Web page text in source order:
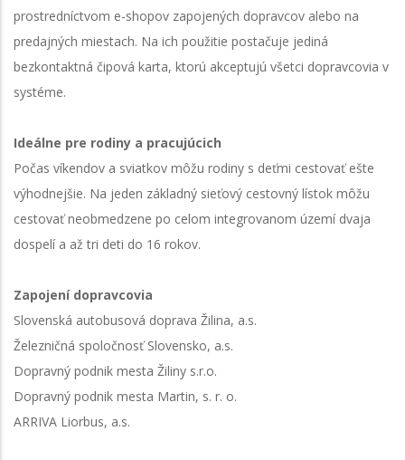
prostredníctvom e-shopov zapojených dopravcov alebo na
predajných miestach. Na ich použitie postačuje jediná
bezkontaktná čipová karta, ktorú akceptujú všetci dopravcovia v
systéme.
Ideálne pre rodiny a pracujúcich
Počas víkendov a sviatkov môžu rodiny s deťmi cestovať ešte
výhodnejšie. Na jeden základný sieťový cestovný lístok môžu
cestovať neobmedzene po celom integrovanom území dvaja
dospelí a až tri deti do 16 rokov.
Zapojení dopravcovia
Slovenská autobusová doprava Žilina, a.s.
Železničná spoločnosť Slovensko, a.s.
Dopravný podnik mesta Žiliny s.r.o.
Dopravný podnik mesta Martin, s. r. o.
ARRIVA Liorbus, a.s.